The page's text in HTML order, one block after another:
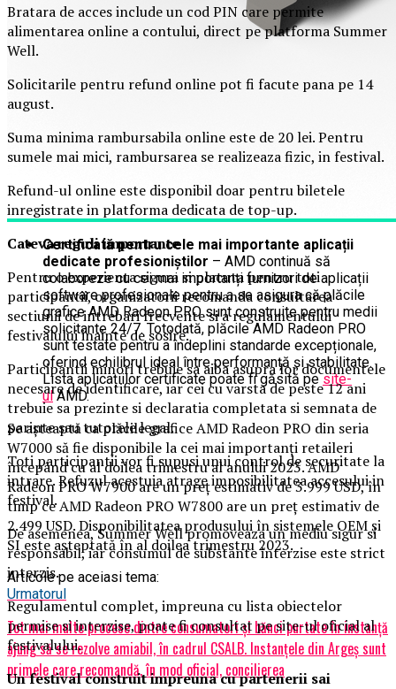
Certificată pentru cele mai importante aplicații
dedicate profesioniștilor – AMD continuă să
colaboreze cu cei mai importanți furnizori de aplicații
software profesionale pentru a se asigura că plăcile
grafice AMD Radeon PRO sunt construite pentru medii
solicitante 24/7. Totodată, plăcile AMD Radeon PRO
sunt testate pentru a îndeplini standarde excepționale,
oferind echilibrul ideal între performanță și stabilitate.
Lista aplicațiilor certificate poate fi găsită pesite-
ulAMD.
Se așteaptă ca plăcile grafice AMD Radeon PRO din seria
W7000 să fie disponibile la cei mai importanți retaileri
începând cu al doilea trimestru al anului 2023. AMD
Radeon PRO W7900 are un preț estimativ de 3.999 USD, în
timp ce AMD Radeon PRO W7800 are un preț estimativ de
2.499 USD. Disponibilitatea produsului în sistemele OEM și
SI este așteptată în al doilea trimestru 2023.
Articole pe aceiasi tema:
Urmatorul
Tot mai multe procese dintre consumatori și bănci purtate în instanță
ajung să se rezolve amiabil, în cadrul CSALB. Instanțele din Argeș sunt
primele care recomandă, în mod oficial, concilierea
Bratara de acces include un cod PIN care permite
alimentarea online a contului, direct pe platforma Summer
Well.
Solicitarile pentru refund online pot fi facute pana pe 14
august.
Suma minima rambursabila online este de 20 lei. Pentru
sumele mai mici, rambursarea se realizeaza fizic, in festival.
Refund-ul online este disponibil doar pentru biletele
inregistrate in platforma dedicata de top-up.
Cateva reguli importante
Pentru o experienta sigura si placuta pentru toti
participantii, organizatorii recomanda consultarea
sectiunii de intrebari frecvente si a regulamentului
festivalului inainte de sosire.
Participantii minori trebuie sa aiba asupra lor documentele
necesare de identificare, iar cei cu varsta de peste 12 ani
trebuie sa prezinte si declaratia completata si semnata de
parinte sau tutorele legal.
Toti participantii vor fi supusi unui control de securitate la
intrare. Refuzul acestuia atrage imposibilitatea accesului in
festival.
De asemenea, Summer Well promoveaza un mediu sigur si
responsabil, iar consumul de substante interzise este strict
interzis.
Regulamentul complet, impreuna cu lista obiectelor
permise si interzise, poate fi consultat pe site-ul oficial al
festivalului.
Un festival construitimpreuna cu partenerii sai